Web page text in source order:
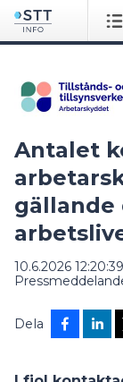
Antalet
gällande
10.6.2026
Dela